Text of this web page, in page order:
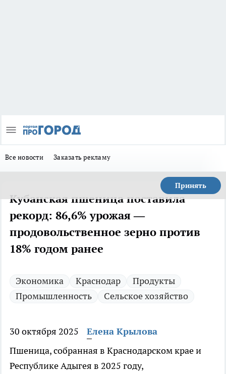
Все новости Заказать рекламу
Принять
Кубанская пшеница поставила
рекорд: 86,6% урожая —
продовольственное зерно против
18% годом ранее
Экономика Краснодар
Продукты
Промышленность
Сельское хозяйство
30 октября 2025
Елена Крылова
Пшеница, собранная в Краснодарском крае и
Республике Адыгея в 2025 году,